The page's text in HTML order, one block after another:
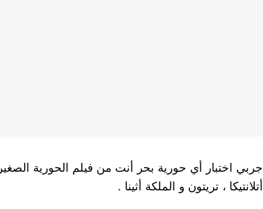
جربي اختبار أي حورية بحر أنت من فيلم الحورية
أتلانتيكا ، تريتون و الملكة أثينا .